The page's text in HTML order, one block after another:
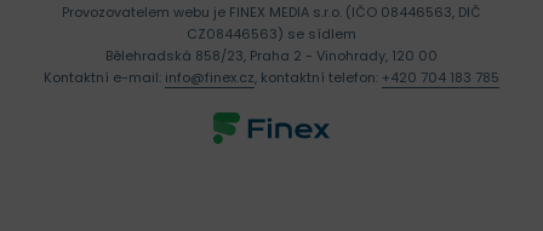
Provozovatelem webu je FINEX MEDIA s.r.o. (IČO 08446563, DIČ
CZ08446563) se sídlem
Bělehradská 858/23, Praha 2 - Vinohrady, 120 00
Kontaktní e-mail: info@finex.cz, kontaktní telefon: +420 704 183 785